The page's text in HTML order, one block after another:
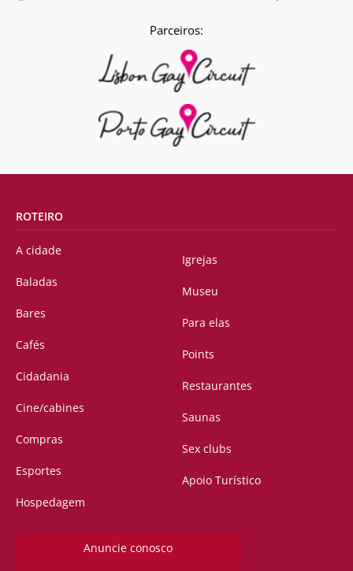
Parceiros:
ROTEIRO
A cidade
Baladas
Bares
Cafés
Cidadania
Cine/cabines
Compras
Esportes
Hospedagem
Igrejas
Museu
Para elas
Points
Restaurantes
Saunas
Sex clubs
Apoio Turístico
Anuncie conosco